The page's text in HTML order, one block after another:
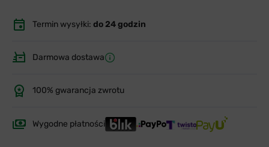
Termin wysyłki: do 24 godzin
Darmowa dostawa
100% gwarancja zwrotu
Wygodne płatności